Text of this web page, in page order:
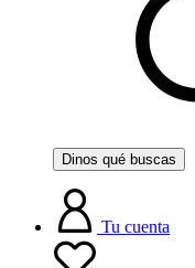
Dinos qué buscas
Tu cuenta